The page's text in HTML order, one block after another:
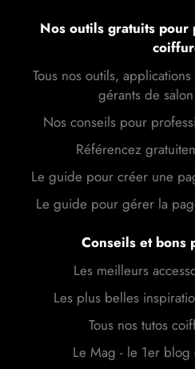
Nos outils gratuits pour
Tous nos outils,
gérants de
Nos conseils pour
Référencez
Le guide pour créer une
Le guide pour gérer la
Conseils et bons
Les meilleurs
Les plus belles
Tous nos tutos
Le Mag - le 1er